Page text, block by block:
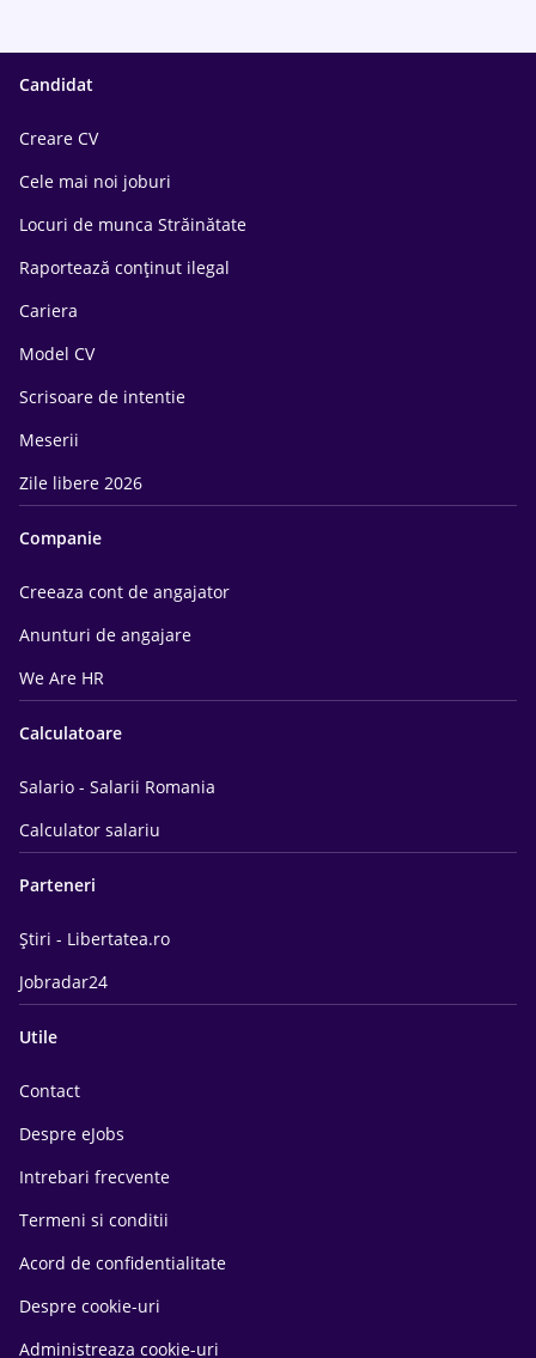
Candidat
Creare CV
Cele mai noi joburi
Locuri de munca Străinătate
Raportează conținut ilegal
Cariera
Model CV
Scrisoare de intentie
Meserii
Zile libere 2026
Companie
Creeaza cont de angajator
Anunturi de angajare
We Are HR
Calculatoare
Salario - Salarii Romania
Calculator salariu
Parteneri
Știri - Libertatea.ro
Jobradar24
Utile
Contact
Despre eJobs
Intrebari frecvente
Termeni si conditii
Acord de confidentialitate
Despre cookie-uri
Administreaza cookie-uri